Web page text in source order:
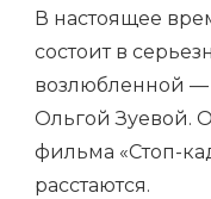
В настоящее
состоит в
возлюбленной
Ольгой Зуевой.
фильма «Стоп-
расстаются.